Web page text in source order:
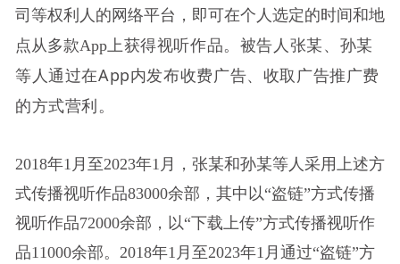
司等权利人的网络平台，即可在个人选定的时间和地
点从多款App上获得视听作品。被告人张某、孙某
等人通过在App内发布收费广告、收取广告推广费
的方式营利。
2018年1月至2023年1月，张某和孙某等人采用上述方
式传播视听作品83000余部，其中以“盗链”方式传播
视听作品72000余部，以“下载上传”方式传播视听作
品11000余部。2018年1月至2023年1月通过“盗链”方